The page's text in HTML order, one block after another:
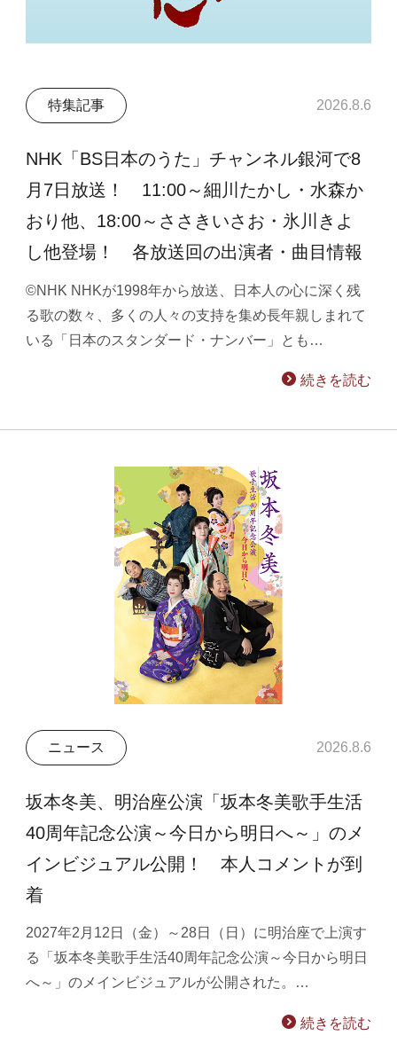
特集記事 2026.8.6
NHK「BS日本のうた」チャンネル銀河で8
月7日放送！ 11:00～細川たかし・水森か
おり他、18:00～ささきいさお・氷川きよ
し他登場！ 各放送回の出演者・曲目情報
©NHK NHKが1998年から放送、日本人の心に深く残
る歌の数々、多くの人々の支持を集め長年親しまれて
いる「日本のスタンダード・ナンバー」とも…
続きを読む
ニュース 2026.8.6
坂本冬美、明治座公演「坂本冬美歌手生活
40周年記念公演～今日から明日へ～」のメ
インビジュアル公開！ 本人コメントが到
着
2027年2月12日（金）～28日（日）に明治座で上演す
る「坂本冬美歌手生活40周年記念公演～今日から明日
へ～」のメインビジュアルが公開された。…
続きを読む